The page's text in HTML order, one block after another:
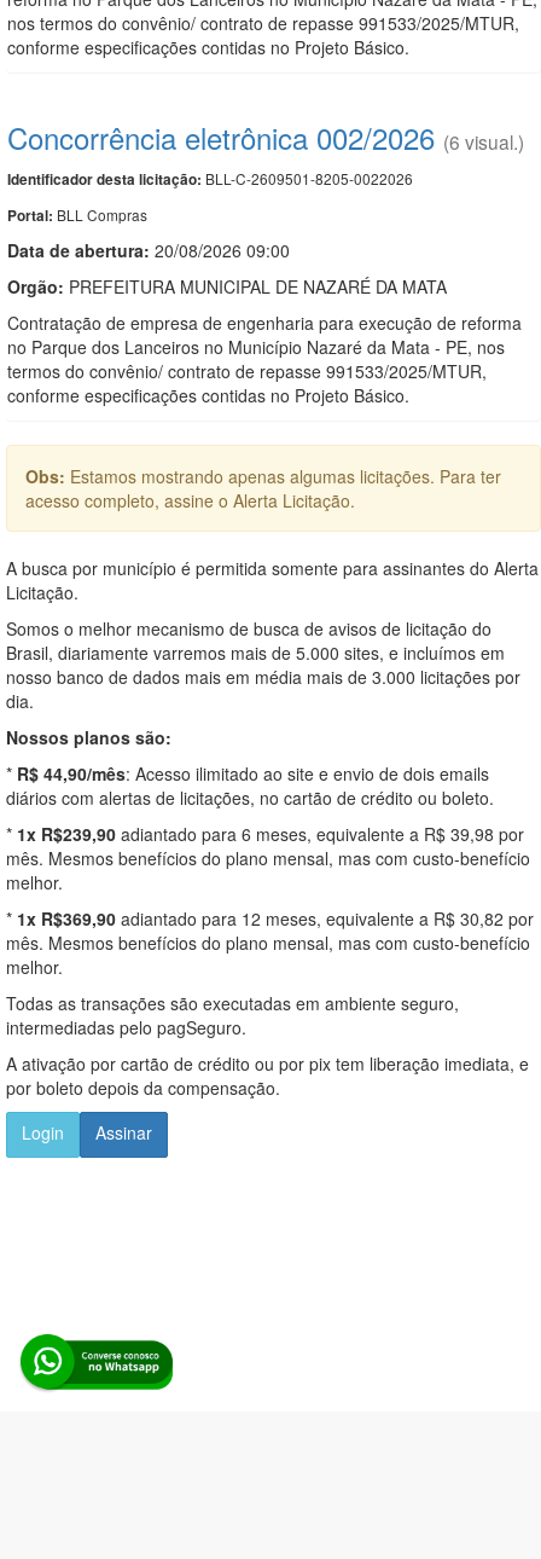
nos termos do convênio/ contrato de repasse 991533/2025/MTUR,
conforme especificações contidas no Projeto Básico.
Concorrência eletrônica 002/2026 (6 visual.)
Identificador desta licitação: BLL-C-2609501-8205-0022026
Portal: BLL Compras
Data de abertura: 20/08/2026 09:00
Orgão: PREFEITURA MUNICIPAL DE NAZARÉ DA MATA
Contratação de empresa de engenharia para execução de reforma
no Parque dos Lanceiros no Município Nazaré da Mata - PE, nos
termos do convênio/ contrato de repasse 991533/2025/MTUR,
conforme especificações contidas no Projeto Básico.
Obs: Estamos mostrando apenas algumas licitações. Para ter
acesso completo, assine o Alerta Licitação.
A busca por município é permitida somente para assinantes do Alerta
Licitação.
Somos o melhor mecanismo de busca de avisos de licitação do
Brasil, diariamente varremos mais de 5.000 sites, e incluímos em
nosso banco de dados mais em média mais de 3.000 licitações por
dia.
Nossos planos são:
* R$ 44,90/mês: Acesso ilimitado ao site e envio de dois emails
diários com alertas de licitações, no cartão de crédito ou boleto.
* 1x R$239,90 adiantado para 6 meses, equivalente a R$ 39,98 por
mês. Mesmos benefícios do plano mensal, mas com custo-benefício
melhor.
* 1x R$369,90 adiantado para 12 meses, equivalente a R$ 30,82 por
mês. Mesmos benefícios do plano mensal, mas com custo-benefício
melhor.
Todas as transações são executadas em ambiente seguro,
intermediadas pelo pagSeguro.
A ativação por cartão de crédito ou por pix tem liberação imediata, e
por boleto depois da compensação.
Login
Assinar